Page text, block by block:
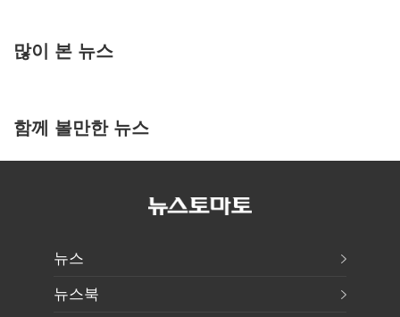
많이 본 뉴스
함께 볼만한 뉴스
뉴스
뉴스북